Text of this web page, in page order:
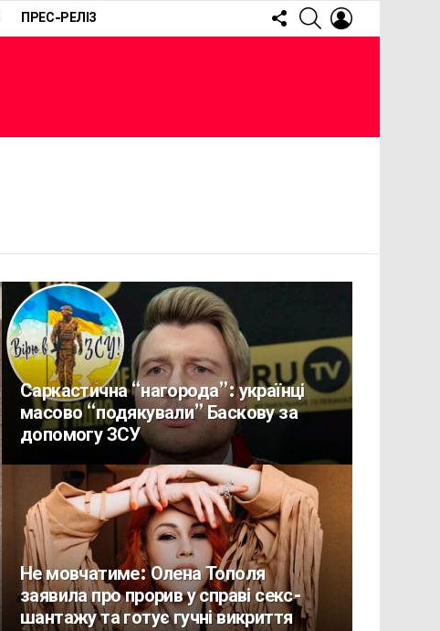
ПРЕС-РЕЛІЗ
FOLLOW
US
SEARCH
Саркастична “нагорода”: українці
масово “подякували” Баскову за
допомогу ЗСУ
Не мовчатиме: Олена Тополя
заявила про прорив у справі секс-
шантажу та готує гучні викриття